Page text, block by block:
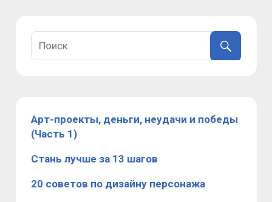
Арт-проекты, деньги, неудачи и победы
(Часть 1)
Стань лучше за 13 шагов
20 советов по дизайну персонажа